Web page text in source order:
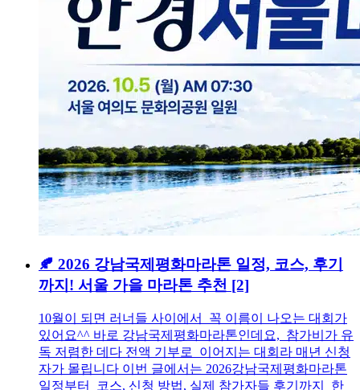
🍂 2026 강남국제평화마라톤 일정, 코스, 후기
까지! 서울 가을 마라톤 추천 [2]
10월이 되면 러너들 사이에서 꼭 이름이 나오는 대회가
있어요^^ 바로 강남국제평화마라톤인데요, 참가비가 유
독 저렴한 데다 전액 기부로 이어지는 대회라 매년 신청
자가 몰립니다 이번 글에서는 2026강남국제평화마라톤
일정부터 코스, 신청 방법, 실제 참가자들 후기까지 한